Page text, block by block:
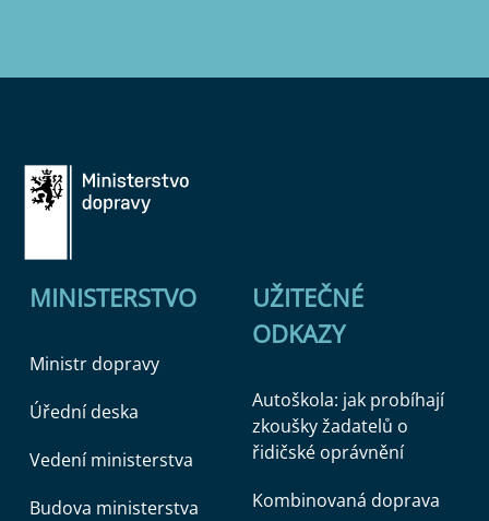
MINISTERSTVO
Ministr dopravy
Úřední deska
Vedení ministerstva
Budova ministerstva
UŽITEČNÉ
ODKAZY
Autoškola: jak probíhají
zkoušky žadatelů o
řidičské oprávnění
Kombinovaná doprava